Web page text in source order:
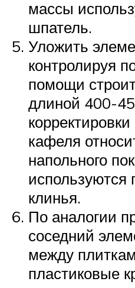
массы
шпатель.
Уложить
контролируя
помощи
длиной 400-
кафеля
напольного
используются
клинья.
По аналогии
соседний
между
пластиковые